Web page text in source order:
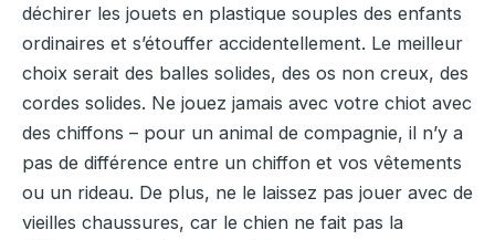
déchirer les jouets en plastique souples des enfants
ordinaires et s’étouffer accidentellement. Le meilleur
choix serait des balles solides, des os non creux, des
cordes solides. Ne jouez jamais avec votre chiot avec
des chiffons – pour un animal de compagnie, il n’y a
pas de différence entre un chiffon et vos vêtements
ou un rideau. De plus, ne le laissez pas jouer avec de
vieilles chaussures, car le chien ne fait pas la